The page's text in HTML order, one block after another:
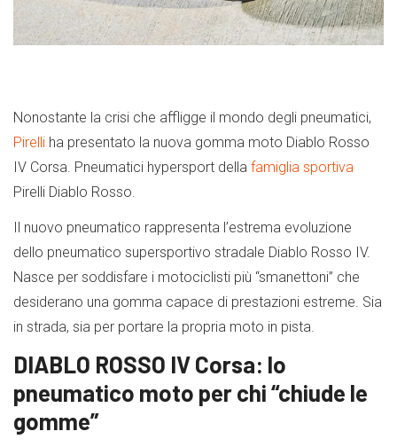
Nonostante la crisi che affligge il mondo degli pneumatici,
Pirelli ha presentato la nuova gomma moto Diablo Rosso
IV Corsa. Pneumatici hypersport della famiglia sportiva
Pirelli Diablo Rosso.
Il nuovo pneumatico rappresenta l’estrema evoluzione
dello pneumatico supersportivo stradale Diablo Rosso IV.
Nasce per soddisfare i motociclisti più “smanettoni” che
desiderano una gomma capace di prestazioni estreme. Sia
in strada, sia per portare la propria moto in pista.
DIABLO ROSSO IV Corsa: lo
pneumatico moto per chi “chiude le
gomme”